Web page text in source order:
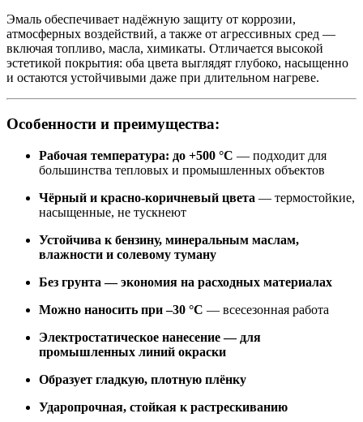
Эмаль обеспечивает надёжную защиту от коррозии,
атмосферных воздействий, а также от агрессивных сред —
включая топливо, масла, химикаты. Отличается высокой
эстетикой покрытия: оба цвета выглядят глубоко, насыщенно
и остаются устойчивыми даже при длительном нагреве.
Особенности и преимущества:
Рабочая температура: до +500 °C — подходит для
большинства тепловых и промышленных объектов
Чёрный и красно-коричневый цвета — термостойкие,
насыщенные, не тускнеют
Устойчива к бензину, минеральным маслам,
влажности и солевому туману
Без грунта — экономия на расходных материалах
Можно наносить при –30 °C — всесезонная работа
Электростатическое нанесение — для
промышленных линий окраски
Образует гладкую, плотную плёнку
Ударопрочная, стойкая к растрескиванию